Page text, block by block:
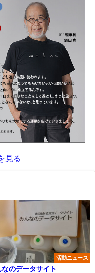
見る
活動ニュース
なのデータサイト